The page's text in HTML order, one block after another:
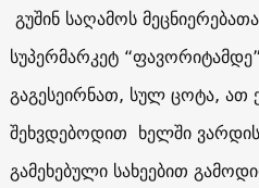
გუშინ საღამოს
სუპერმარკეტ
გაგესეირნათ, სულ ცოტა, ათ
შეხვდებოდით ხელში
გამეხებული სახეებით